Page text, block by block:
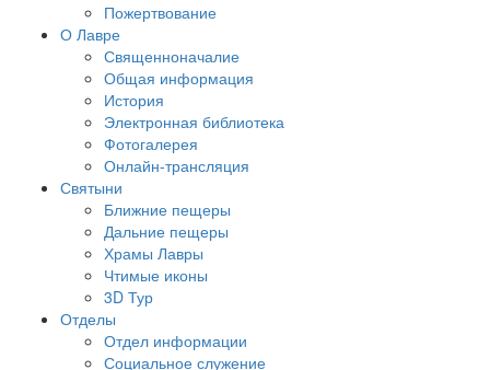
Пожертвование
О Лавре
Священноначалие
Общая информация
История
Электронная библиотека
Фотогалерея
Онлайн-трансляция
Святыни
Ближние пещеры
Дальние пещеры
Храмы Лавры
Чтимые иконы
3D Тур
Отделы
Отдел информации
Социальное служение